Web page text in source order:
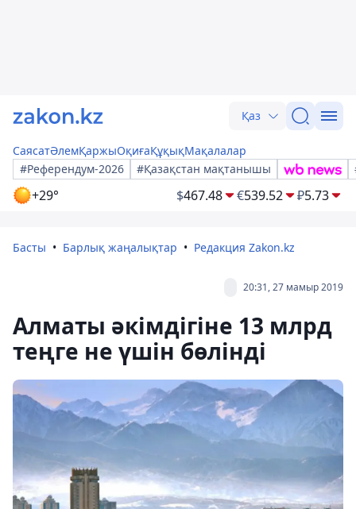
Қаз
СаясатӘлемҚаржыОқиғаҚұқықМақалалар
#Референдум-2026
#Қазақстан мақтанышы
+29° $467.48 €539.52 ₽5.73
Басты Барлық жаңалықтар Редакция Zakon.kz
20:31, 27 мамыр 2019
Алматы әкімдігіне 13 млрд
теңге не үшін бөлінді